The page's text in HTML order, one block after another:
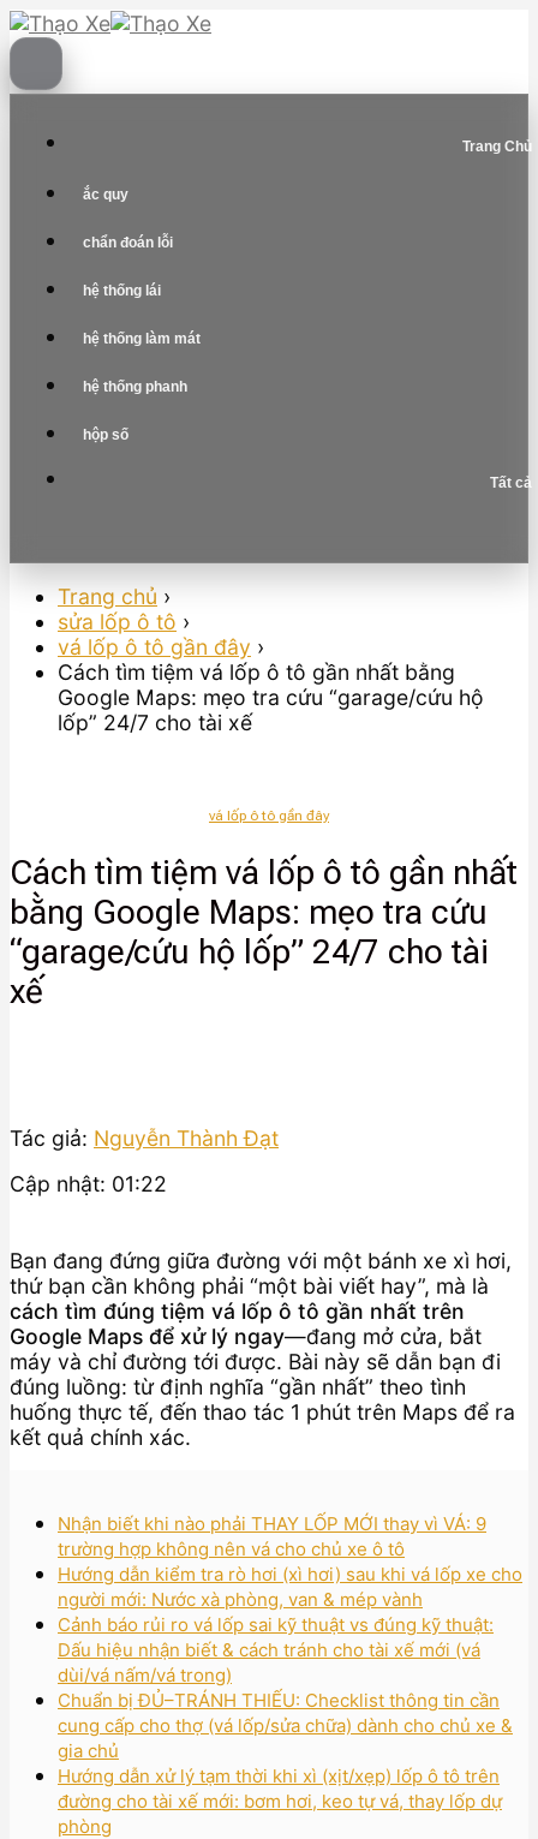
Skip
to
content
Trang Chủ
ắc quy
chẩn đoán lỗi
hệ thống lái
hệ thống làm mát
hệ thống phanh
hộp số
Tất cả
Trang chủ ›
sửa lốp ô tô ›
vá lốp ô tô gần đây ›
Cách tìm tiệm vá lốp ô tô gần nhất bằng
Google Maps: mẹo tra cứu “garage/cứu hộ
lốp” 24/7 cho tài xế
vá lốp ô tô gần đây
Cách tìm tiệm vá lốp ô tô gần nhất
bằng Google Maps: mẹo tra cứu
“garage/cứu hộ lốp” 24/7 cho tài
xế
Tác giả: Nguyễn Thành Đạt
Cập nhật: 01:22
Bạn đang đứng giữa đường với một bánh xe xì hơi,
thứ bạn cần không phải “một bài viết hay”, mà là
cách tìm đúng tiệm vá lốp ô tô gần nhất trên
Google Maps để xử lý ngay—đang mở cửa, bắt
máy và chỉ đường tới được. Bài này sẽ dẫn bạn đi
đúng luồng: từ định nghĩa “gần nhất” theo tình
huống thực tế, đến thao tác 1 phút trên Maps để ra
kết quả chính xác.
Nhận biết khi nào phải THAY LỐP MỚI thay vì VÁ: 9
trường hợp không nên vá cho chủ xe ô tô
Hướng dẫn kiểm tra rò hơi (xì hơi) sau khi vá lốp xe cho
người mới: Nước xà phòng, van & mép vành
Cảnh báo rủi ro vá lốp sai kỹ thuật vs đúng kỹ thuật:
Dấu hiệu nhận biết & cách tránh cho tài xế mới (vá
dùi/vá nấm/vá trong)
Chuẩn bị ĐỦ–TRÁNH THIẾU: Checklist thông tin cần
cung cấp cho thợ (vá lốp/sửa chữa) dành cho chủ xe &
gia chủ
Hướng dẫn xử lý tạm thời khi xì (xịt/xẹp) lốp ô tô trên
đường cho tài xế mới: bơm hơi, keo tự vá, thay lốp dự
phòng